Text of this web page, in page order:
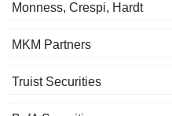
Monness, Crespi, Hardt
MKM Partners
Truist Securities